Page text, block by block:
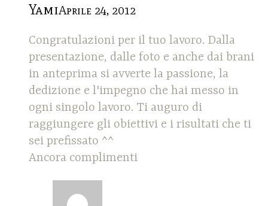
YamiAprile 24, 2012
Congratulazioni per il tuo lavoro. Dalla
presentazione, dalle foto e anche dai brani
in anteprima si avverte la passione, la
dedizione e l'impegno che hai messo in
ogni singolo lavoro. Ti auguro di
raggiungere gli obiettivi e i risultati che ti
sei prefissato ^^
Ancora complimenti